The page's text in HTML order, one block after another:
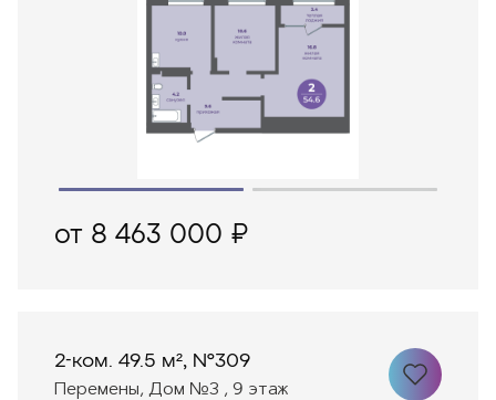
от 8 463 000 ₽
2-ком. 49.5 м², №309
Перемены, Дом №3 , 9 этаж